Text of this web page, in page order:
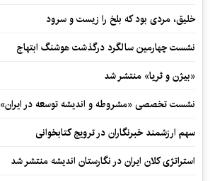
خلیق، مردی بود که بلخ را زیست و سرود
نشست چهارمین سالگرد درگذشت هوشنگ ابتهاج
«بیژن و ثریا» منتشر شد
نشست تخصصی «مشروطه و اندیشه توسعه در ایران»
سهم ارزشمند خبرنگاران در ترویج کتابخوانی
استراتژی کلان ایران در نگارستان اندیشه منتشر شد